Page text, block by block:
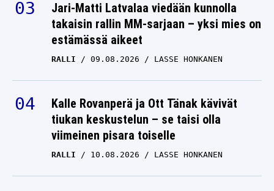
Jari-Matti Latvalaa viedään kunnolla
takaisin rallin MM-sarjaan – yksi mies on
estämässä aikeet
RALLI 09.08.2026 LASSE HONKANEN
Kalle Rovanperä ja Ott Tänak kävivät
tiukan keskustelun – se taisi olla
viimeinen pisara toiselle
RALLI 10.08.2026 LASSE HONKANEN